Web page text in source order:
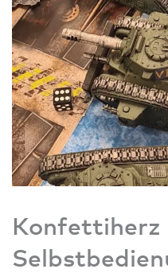
Konfettiherz